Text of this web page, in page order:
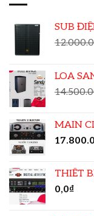
SUB
LOA
MAIN
THIẾT
0,0₫